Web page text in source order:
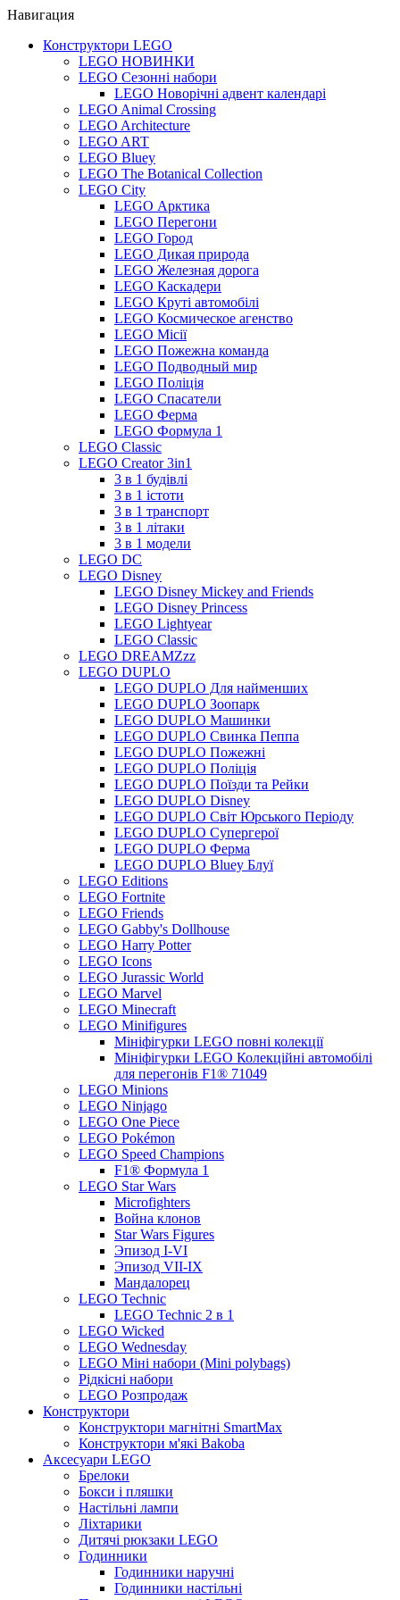
Навигация
Конструктори LEGO
LEGO НОВИНКИ
LEGO Сезонні набори
LEGO Новорічні адвент календарі
LEGO Animal Crossing
LEGO Architecture
LEGO ART
LEGO Bluey
LEGO The Botanical Collection
LEGO City
LEGO Арктика
LEGO Перегони
LEGO Город
LEGO Дикая природа
LEGO Железная дорога
LEGO Каскадери
LEGO Круті автомобілі
LEGO Космическое агенство
LEGO Місії
LEGO Пожежна команда
LEGO Подводный мир
LEGO Поліція
LEGO Спасатели
LEGO Ферма
LEGO Формула 1
LEGO Classic
LEGO Creator 3in1
3 в 1 будівлі
3 в 1 істоти
3 в 1 транспорт
3 в 1 літаки
3 в 1 модели
LEGO DC
LEGO Disney
LEGO Disney Mickey and Friends
LEGO Disney Princess
LEGO Lightyear
LEGO Classic
LEGO DREAMZzz
LEGO DUPLO
LEGO DUPLO Для найменших
LEGO DUPLO Зоопарк
LEGO DUPLO Машинки
LEGO DUPLO Свинка Пеппа
LEGO DUPLO Пожежні
LEGO DUPLO Поліція
LEGO DUPLO Поїзди та Рейки
LEGO DUPLO Disney
LEGO DUPLO Світ Юрського Періоду
LEGO DUPLO Супергерої
LEGO DUPLO Ферма
LEGO DUPLO Bluey Блуї
LEGO Editions
LEGO Fortnite
LEGO Friends
LEGO Gabby's Dollhouse
LEGO Harry Potter
LEGO Icons
LEGO Jurassic World
LEGO Marvel
LEGO Minecraft
LEGO Minifigures
Мініфігурки LEGO повні колекції
Мініфігурки LEGO Колекційні автомобілі
для перегонів F1® 71049
LEGO Minions
LEGO Ninjago
LEGO One Piece
LEGO Pokémon
LEGO Speed Champions
F1® Формула 1
LEGO Star Wars
Microfighters
Война клонов
Star Wars Figures
Эпизод I-VI
Эпизод VII-IX
Мандалорец
LEGO Technic
LEGO Technic 2 в 1
LEGO Wicked
LEGO Wednesday
LEGO Міні набори (Mini polybags)
Рідкісні набори
LEGO Розпродаж
Конструктори
Конструктори магнітні SmartMax
Конструктори м'які Bakoba
Аксесуари LEGO
Брелоки
Бокси і пляшки
Настільні лампи
Ліхтарики
Дитячі рюкзаки LEGO
Годинники
Годинники наручні
Годинники настільні